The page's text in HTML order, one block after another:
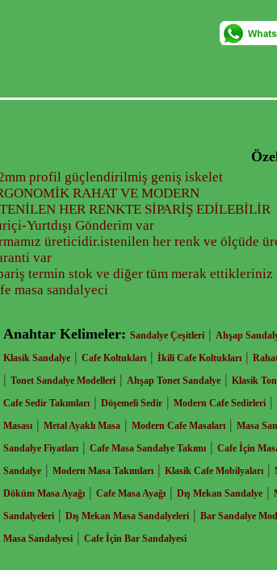
profil güçlendirilmiş geniş iskelet
RAHAT VE MODERN
HER RENKTE SİPARİŞ EDİLEBİLİR
Yurtdışı Gönderim var
üreticidir.istenilen her renk ve ölçüde
var
termin stok ve diğer tüm merak
masa sandalyeci
Anahtar Kelimeler: Sandalye Çeşitleri | Ahşap
Klasik Sandalye | Cafe Koltukları | İkili Cafe Koltukları |
| Tonet Sandalye Modelleri | Ahşap Tonet Sandalye | Klasik
Cafe Sedir Takımları | Döşemeli Sedir | Modern Cafe Sedirleri |
Masası | Metal Ayaklı Masa | Modern Cafe Masaları | Masa
Sandalye Fiyatları | Cafe Masa Sandalye Takımı | Cafe İçin
Sandalye | Modern Masa Takımları | Klasik Cafe Mobilyaları |
Döküm Masa Ayağı | Cafe Masa Ayağı | Dış Mekan Sandalye |
Sandalyeleri | Dış Mekan Masa Sandalyeleri | Bar Sandalye
Masa Sandalyesi | Cafe İçin Bar Sandalyesi